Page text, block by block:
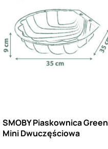
SMOBY Piaskownica Green
Mini Dwuczęściowa